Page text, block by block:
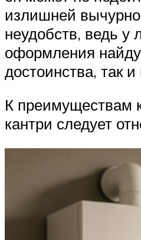
излишней
неудобств, ведь у
оформления
достоинства, так и
К преимуществам
кантри следует